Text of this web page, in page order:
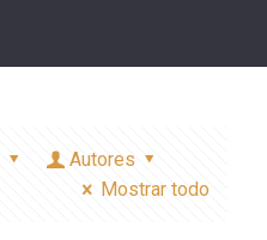
Autores
Mostrar todo